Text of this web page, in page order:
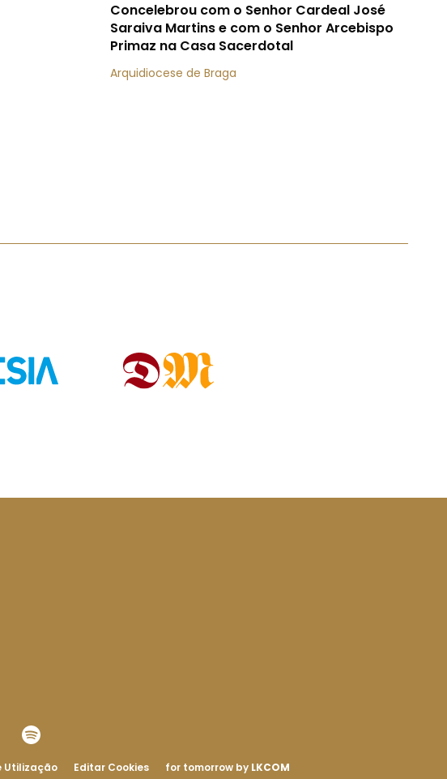
Concelebrou com o Senhor Cardeal José
Saraiva Martins e com o Senhor Arcebispo
Primaz na Casa Sacerdotal
Arquidiocese de Braga
Utilização Editar Cookies for tomorrow by LKCOM